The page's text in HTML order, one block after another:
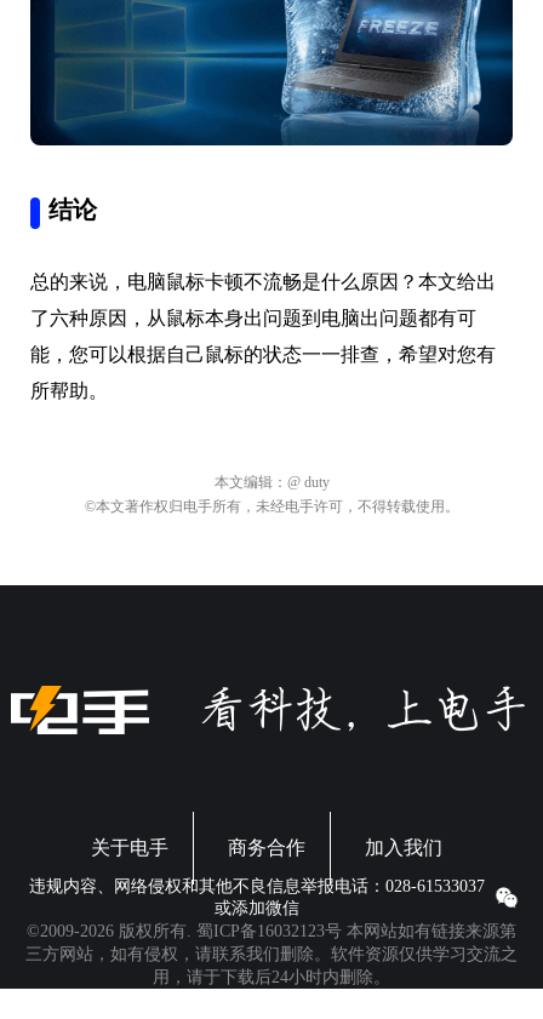
结论
总的来说，电脑鼠标卡顿不流畅是什么原因？本文给出
了六种原因，从鼠标本身出问题到电脑出问题都有可
能，您可以根据自己鼠标的状态一一排查，希望对您有
所帮助。
本文编辑： @ duty
©本文著作权归电手所有，未经电手许可，不得转载使用。
关于电手 商务合作 加入我们
违规内容、网络侵权和其他不良信息举报电话：028-61533037
或添加微信
©2009-2026 版权所有. 蜀ICP备16032123号 本网站如有链接来源第
三方网站，如有侵权，请联系我们删除。软件资源仅供学习交流之
用，请于下载后24小时内删除。